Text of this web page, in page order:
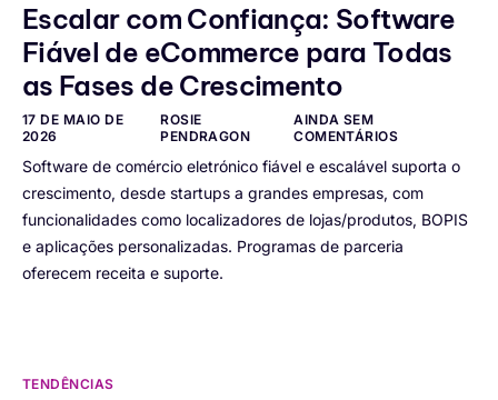
Escalar com Confiança: Software
Fiável de eCommerce para Todas
as Fases de Crescimento
17 DE MAIO DE
2026
ROSIE
PENDRAGON
AINDA SEM
COMENTÁRIOS
Software de comércio eletrónico fiável e escalável suporta o
crescimento, desde startups a grandes empresas, com
funcionalidades como localizadores de lojas/produtos, BOPIS
e aplicações personalizadas. Programas de parceria
oferecem receita e suporte.
TENDÊNCIAS